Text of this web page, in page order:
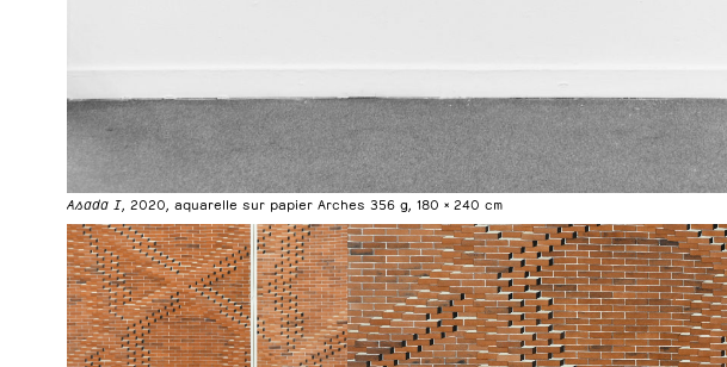
Asada I, 2020, aquarelle sur papier Arches 356 g, 180 × 240 cm